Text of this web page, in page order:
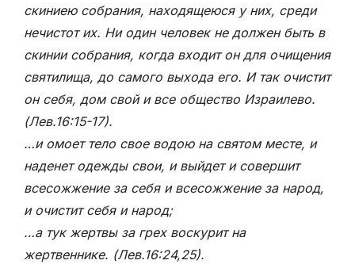
скиниею собрания, находящеюся у них, среди
нечистот их. Ни один человек не должен быть в
скинии собрания, когда входит он для очищения
святилища, до самого выхода его. И так очистит
он себя, дом свой и все общество Израилево.
(Лев.16:15-17).
…и омоет тело свое водою на святом месте, и
наденет одежды свои, и выйдет и совершит
всесожжение за себя и всесожжение за народ,
и очистит себя и народ;
…а тук жертвы за грех воскурит на
жертвеннике. (Лев.16:24,25).